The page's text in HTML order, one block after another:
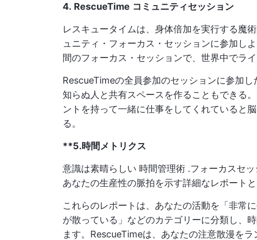
4. RescueTime コミュニティセッション
レスキュータイムは、身体倍加を実行する魔
ュニティ・フォーカス・セッションに参加し
間のフォーカス・セッションで、世界中でライ
RescueTimeの全員参加のセッションに参加
知らぬ人と共有スペースを作ることもできる
ントを持って一緒に仕事をしてくれていると
る。
**5.時間メトリクス
意識は素晴らしい 時間管理術 .フォーカスセ
あなたの生産性の脈拍を示す詳細なレポート
これらのレポートは、あなたの活動を「非常
が散っている」などのカテゴリーに分類し、
ます。RescueTimeは、あなたの注意散漫を